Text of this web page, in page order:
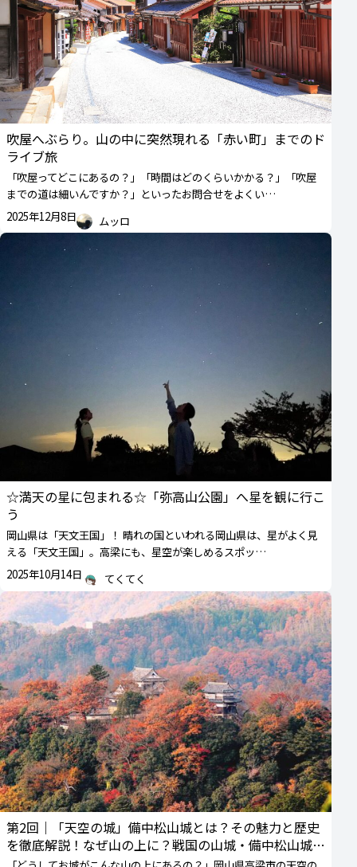
吹屋へぶらり。山の中に突然現れる「赤い町」までのド
ライブ旅
「吹屋ってどこにあるの？」「時間はどのくらいかかる？」「吹屋
までの道は細いんですか？」といったお問合せをよくい…
2025年12月8日
ムッロ
☆満天の星に包まれる☆「弥高山公園」へ星を観に行こ
う
岡山県は「天文王国」！ 晴れの国といわれる岡山県は、星がよく見
える「天文王国」。高梁にも、星空が楽しめるスポッ…
2025年10月14日
てくてく
第2回｜「天空の城」備中松山城とは？その魅力と歴史
を徹底解説！なぜ山の上に？戦国の山城・備中松山城の
起源に迫る